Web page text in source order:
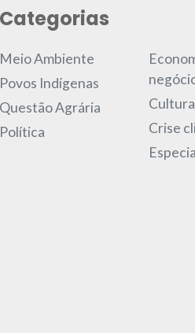
Categorias
Meio Ambiente
Povos Indígenas
Questão Agrária
Política
Cultura
Crise